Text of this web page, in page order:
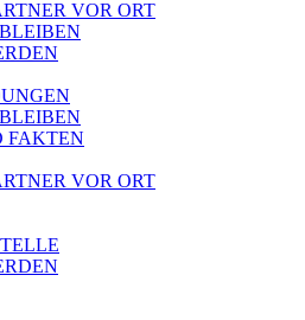
VOR ORT
FAKTEN
VOR ORT